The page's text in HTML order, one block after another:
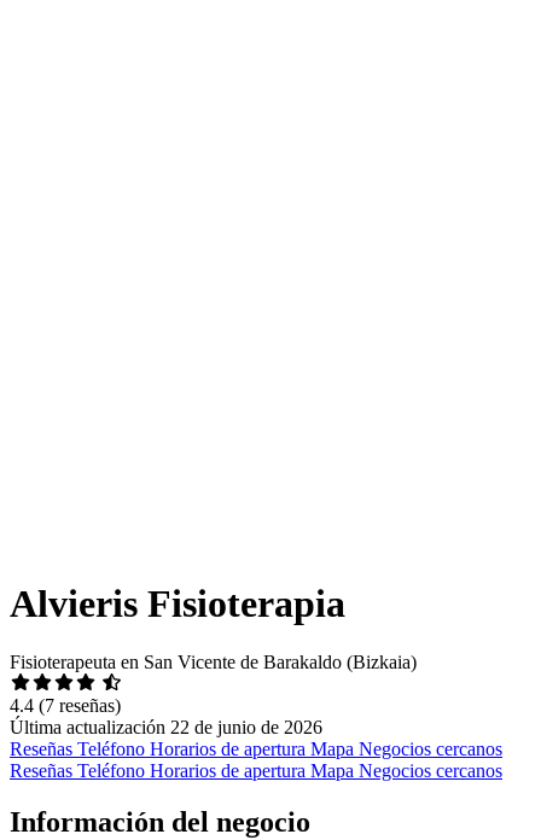
Alvieris Fisioterapia
Fisioterapeuta en San Vicente de Barakaldo (Bizkaia)
4.4 (7 reseñas)
Última actualización 22 de junio de 2026
Reseñas Teléfono Horarios de apertura Mapa Negocios cercanos
Reseñas Teléfono Horarios de apertura Mapa Negocios cercanos
Información del negocio